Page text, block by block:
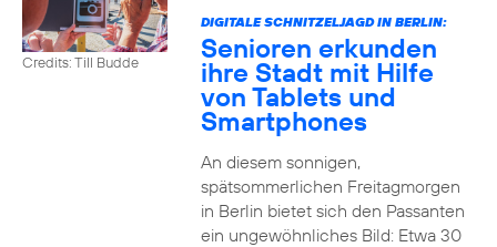
Credits: Till Budde
DIGITALE SCHNITZELJAGD IN BERLIN:
Senioren erkunden
ihre Stadt mit Hilfe
von Tablets und
Smartphones
An diesem sonnigen,
spätsommerlichen Freitagmorgen
in Berlin bietet sich den Passanten
ein ungewöhnliches Bild: Etwa 30